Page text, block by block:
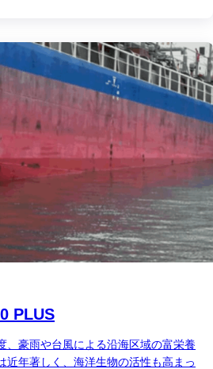
PLUS
、豪雨や台風による沿海区域の富栄養
近年著しく、海洋生物の活性も高まっ